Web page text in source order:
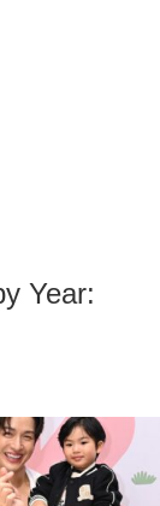
Year: